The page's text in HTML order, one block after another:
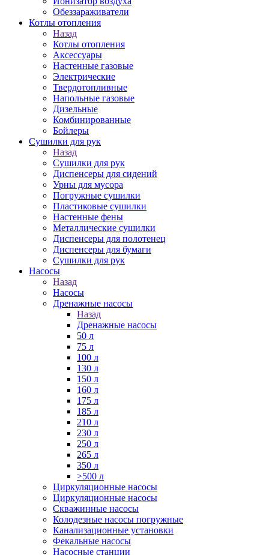
Обеззараживатели
Котлы отопления
Назад
Котлы отопления
Аксессуары
Настенные газовые
Электрические
Твердотопливные
Напольные газовые
Дизельные
Комбинированные
Бойлеры
Сушилки для рук
Назад
Сушилки для рук
Диспенсеры для сидений
Урны для мусора
Погружные сушилки
Пластиковые сушилки
Настенные фены
Металлические сушилки
Диспенсеры для полотенец
Диспенсеры для бумаги
Сушилки для рук
Насосы
Назад
Насосы
Дренажные насосы
Назад
Дренажные насосы
50 л
75 л
100 л
130 л
150 л
160 л
175 л
185 л
210 л
230 л
250 л
265 л
350 л
>500 л
Циркуляционные насосы
Циркуляционные насосы
Скважинные насосы
Колодезные насосы погружные
Канализационные установки
Фекальные насосы
Насосные станции